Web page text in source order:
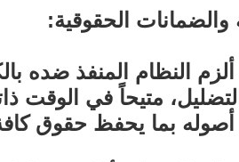
والضمانات الحقوقية:
النظام المنفذ ضده
متيحاً في الوقت
أصوله بما يحفظ حقوق